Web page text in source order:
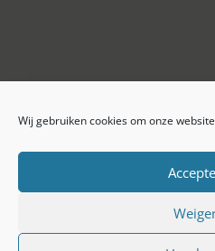
Wij gebruiken cookies om onze
ONLINE ARCHIEF
Privacy beleid